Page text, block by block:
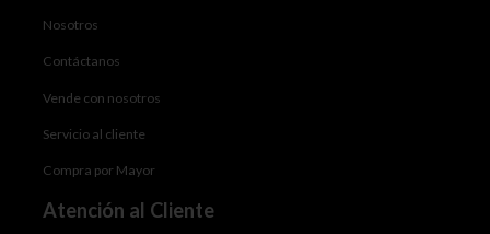
Nosotros
Contáctanos
Vende con nosotros
Servicio al cliente
Compra por Mayor
Atención al Cliente